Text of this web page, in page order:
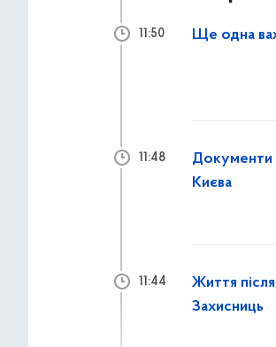
Ще одна
11:50
Документи
Києва
11:48
Життя
Захисниць
11:44